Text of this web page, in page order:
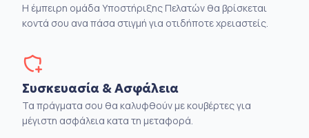
Η έμπειρη ομάδα Υποστήριξης Πελατών θα βρίσκεται
κοντά σου ανα πάσα στιγμή για οτιδήποτε χρειαστείς.
Συσκευασία & Ασφάλεια
Τα πράγματα σου θα καλυφθούν με κουβέρτες για
μέγιστη ασφάλεια κατα τη μεταφορά.